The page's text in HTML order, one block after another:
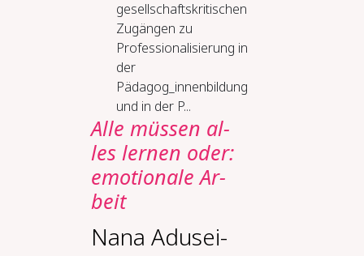
gesellschaftskritischen
Zugängen zu
Professionalisierung in
der
Pädagog_innenbildung
und in der P...
Al­le müs­sen al­
les ler­nen oder:
emo­tio­na­le Ar­
beit
Nana Adusei-